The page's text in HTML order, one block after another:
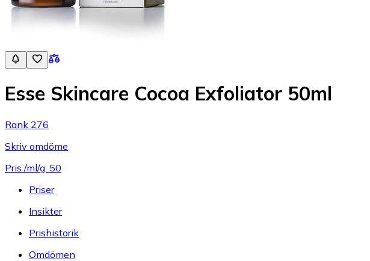
Esse Skincare Cocoa Exfoliator 50ml
Rank 276
Skriv omdöme
Pris /ml/g: 50
Priser
Insikter
Prishistorik
Omdömen